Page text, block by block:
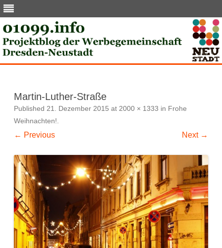
Martin-Luther-Straße
Published 21. Dezember 2015 at 2000 × 1333 in Frohe
Weihnachten!.
← Previous Next →